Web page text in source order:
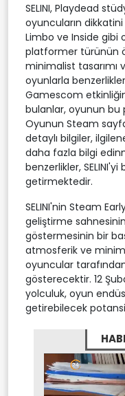
SELINI, Playdead
oyuncuların
Limbo ve Inside gibi
platformer türünün
minimalist tasarımı
oyunlarla benzerlikler
Gamescom
bulanlar, oyunun bu
Oyunun Steam
detaylı bilgiler,
daha fazla bilgi
benzerlikler,
getirmektedir.
SELINI'nin Steam
geliştirme
göstermesinin bir
atmosferik ve
oyuncular
gösterecektir. 12
yolculuk, oyun
getirebilecek